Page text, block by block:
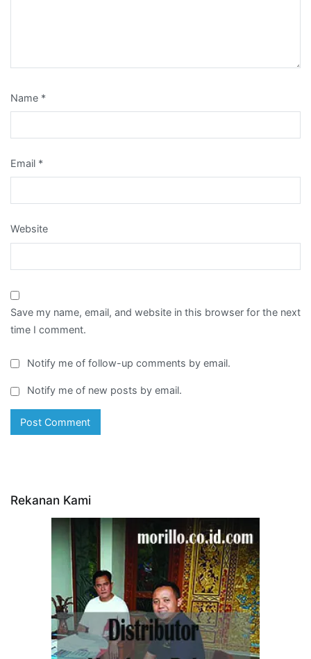
Name *
Email *
Website
Save my name, email, and website in this browser for the next
time I comment.
Notify me of follow-up comments by email.
Notify me of new posts by email.
Rekanan Kami